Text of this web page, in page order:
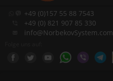
+49 (0)157 55 88 7543
+49 (0) 821 907 85 330
info@NorbekovSystem.com